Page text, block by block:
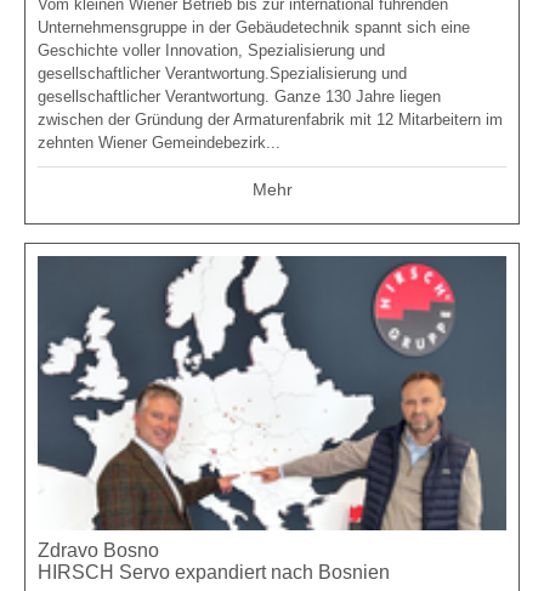
Vom kleinen Wiener Betrieb bis zur international führenden
Unternehmensgruppe in der Gebäudetechnik spannt sich eine
Geschichte voller Innovation, Spezialisierung und
gesellschaftlicher Verantwortung.Spezialisierung und
gesellschaftlicher Verantwortung. Ganze 130 Jahre liegen
zwischen der Gründung der Armaturenfabrik mit 12 Mitarbeitern im
zehnten Wiener Gemeindebezirk...
Mehr
Zdravo Bosno
HIRSCH Servo expandiert nach Bosnien